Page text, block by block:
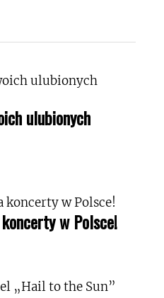
ulubionych
w Polsce!